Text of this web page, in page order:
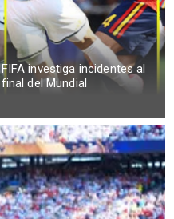
FIFA investiga incidentes al
final del Mundial